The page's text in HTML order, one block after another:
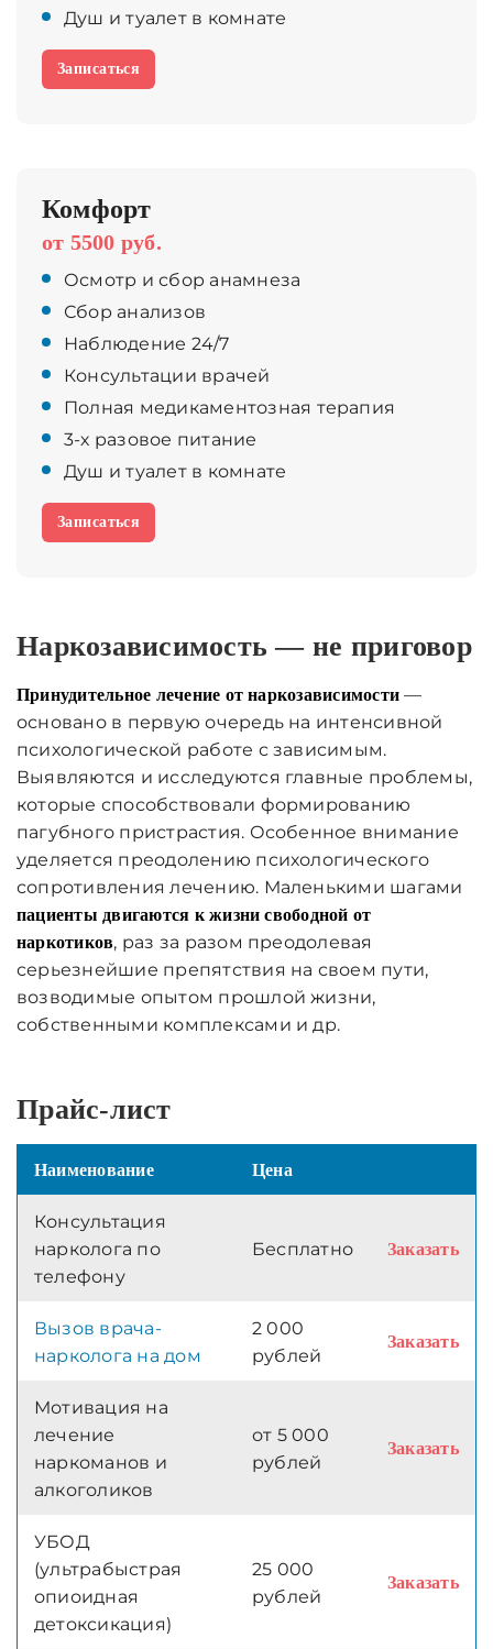
Душ и туалет в комнате
Записаться
Комфорт
от 5500 руб.
Осмотр и сбор анамнеза
Сбор анализов
Наблюдение 24/7
Консультации врачей
Полная медикаментозная терапия
3-х разовое питание
Душ и туалет в комнате
Записаться
Наркозависимость — не приговор
Принудительное лечение от наркозависимости —
основано в первую очередь на интенсивной
психологической работе с зависимым.
Выявляются и исследуются главные проблемы,
которые способствовали формированию
пагубного пристрастия. Особенное внимание
уделяется преодолению психологического
сопротивления лечению. Маленькими шагами
пациенты двигаются к жизни свободной от
наркотиков, раз за разом преодолевая
серьезнейшие препятствия на своем пути,
возводимые опытом прошлой жизни,
собственными комплексами и др.
Прайс-лист
Наименование Цена
Консультация
нарколога по
телефону
Бесплатно Заказать
Вызов врача-
нарколога на дом
2 000
рублей
Заказать
Мотивация на
лечение
наркоманов и
алкоголиков
от 5 000
рублей
Заказать
УБОД
(ультрабыстрая
опиоидная
детоксикация)
25 000
рублей
Заказать